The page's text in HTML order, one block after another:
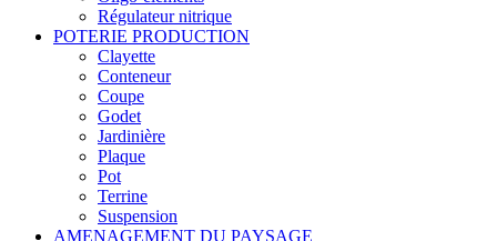
Régulateur nitrique
POTERIE PRODUCTION
Clayette
Conteneur
Coupe
Godet
Jardinière
Plaque
Pot
Terrine
Suspension
AMENAGEMENT DU PAYSAGE